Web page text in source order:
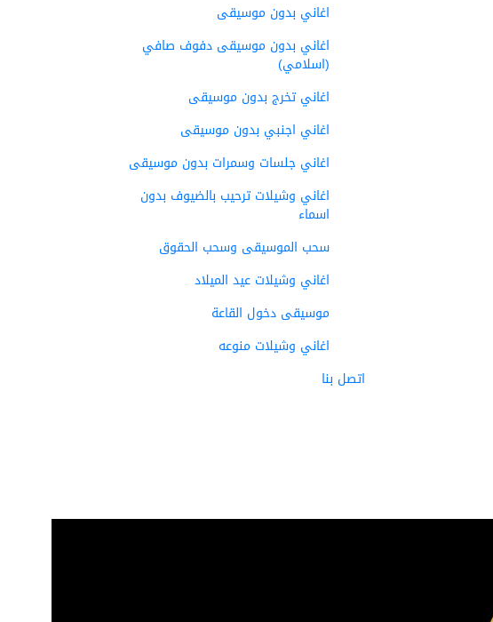
اغاني بدون موسيقى
اغاني بدون موسيقى دفوف صافي
(اسلامي)
اغاني تخرج بدون موسيقى
اغاني اجنبي بدون موسيقى
اغاني جلسات وسمرات بدون موسيقى
اغاني وشيلات ترحيب بالضيوف بدون
اسماء
سحب الموسيقى وسحب الحقوق
اغاني وشيلات عيد الميلاد
موسيقى دخول القاعة
اغاني وشيلات منوعه
اتصل بنا